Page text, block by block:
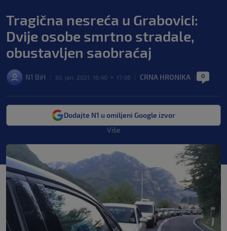
Tragična nesreća u Grabovici:
Dvije osobe smrtno stradale,
obustavljen saobraćaj
N1 BiH 30. jan. 2021. 16:40 > 17:06 CRNA HRONIKA 0
Dodajte N1 u omiljeni Google izvor
Više